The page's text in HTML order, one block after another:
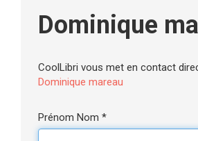
Dominique
CoolLibri vous met en contact
Dominique mareau
Prénom Nom *